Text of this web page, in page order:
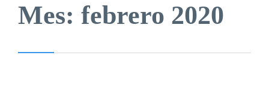
Mes: febrero 2020